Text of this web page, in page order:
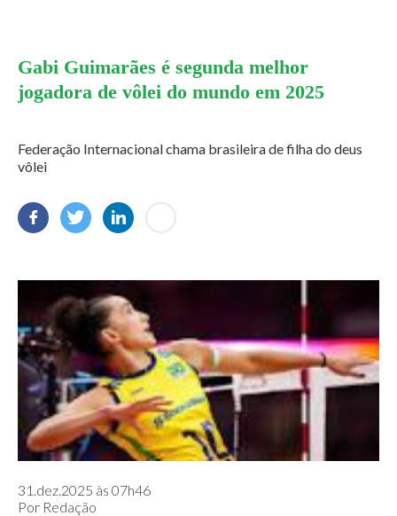
Gabi Guimarães é segunda melhor
jogadora de vôlei do mundo em 2025
Federação Internacional chama brasileira de filha do deus
vôlei
31.dez.2025 às 07h46
Por Redação